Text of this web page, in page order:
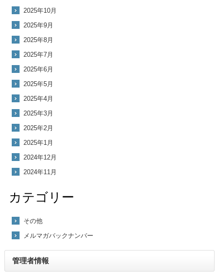
2025年10月
2025年9月
2025年8月
2025年7月
2025年6月
2025年5月
2025年4月
2025年3月
2025年2月
2025年1月
2024年12月
2024年11月
カテゴリー
その他
メルマガバックナンバー
管理者情報